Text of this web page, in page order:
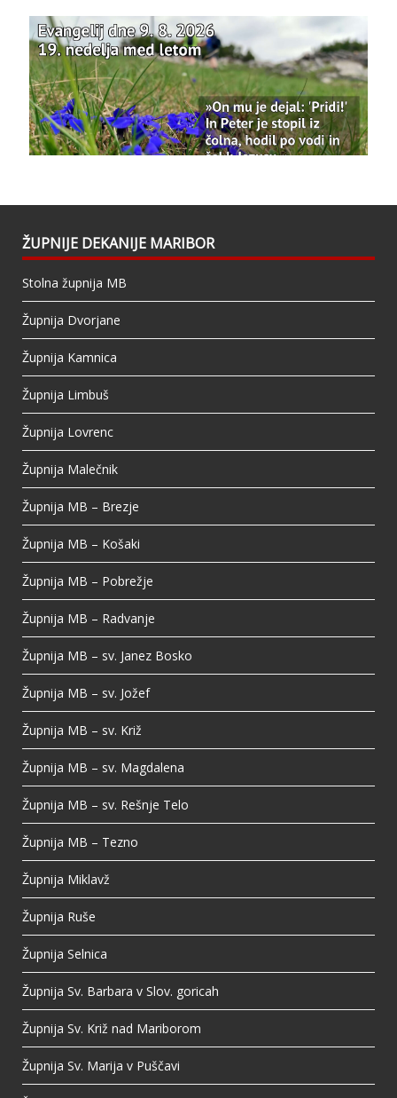
Photo
View on Facebook · Share
Bazilika Matere Usmiljenja updated their
status.
1 years ago
When this happens, it's usually because the
people, changed who can see it or it's been
deleted.
View on Facebook
ŽUPNIJE DEKANIJE MARIBOR
Stolna župnija MB
Župnija Dvorjane
Župnija Kamnica
Župnija Limbuš
Župnija Lovrenc
Župnija Malečnik
Župnija MB – Brezje
Župnija MB – Košaki
Župnija MB – Pobrežje
Župnija MB – Radvanje
Župnija MB – sv. Janez Bosko
Župnija MB – sv. Jožef
Župnija MB – sv. Križ
Župnija MB – sv. Magdalena
Župnija MB – sv. Rešnje Telo
Župnija MB – Tezno
Župnija Miklavž
Župnija Ruše
Župnija Selnica
Župnija Sv. Barbara v Slov. goricah
Župnija Sv. Križ nad Mariborom
Župnija Sv. Marija v Puščavi